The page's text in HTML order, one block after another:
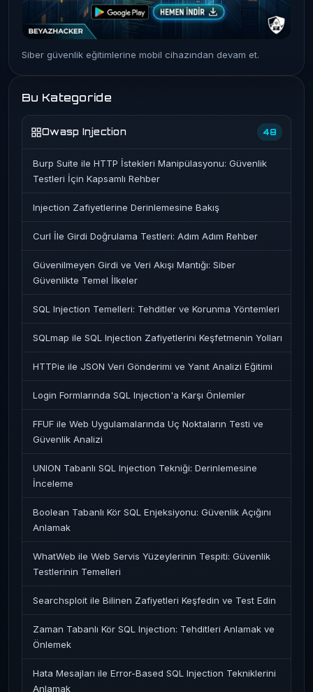
Siber güvenlik eğitimlerine mobil cihazından devam et.
Bu Kategoride
Owasp Injection 48
Burp Suite ile HTTP İstekleri Manipülasyonu: Güvenlik
Testleri İçin Kapsamlı Rehber
Injection Zafiyetlerine Derinlemesine Bakış
Curl İle Girdi Doğrulama Testleri: Adım Adım Rehber
Güvenilmeyen Girdi ve Veri Akışı Mantığı: Siber
Güvenlikte Temel İlkeler
SQL Injection Temelleri: Tehditler ve Korunma Yöntemleri
SQLmap ile SQL Injection Zafiyetlerini Keşfetmenin Yolları
HTTPie ile JSON Veri Gönderimi ve Yanıt Analizi Eğitimi
Login Formlarında SQL Injection'a Karşı Önlemler
FFUF ile Web Uygulamalarında Uç Noktaların Testi ve
Güvenlik Analizi
UNION Tabanlı SQL Injection Tekniği: Derinlemesine
İnceleme
Boolean Tabanlı Kör SQL Enjeksiyonu: Güvenlik Açığını
Anlamak
WhatWeb ile Web Servis Yüzeylerinin Tespiti: Güvenlik
Testlerinin Temelleri
Searchsploit ile Bilinen Zafiyetleri Keşfedin ve Test Edin
Zaman Tabanlı Kör SQL Injection: Tehditleri Anlamak ve
Önlemek
Hata Mesajları ile Error-Based SQL Injection Tekniklerini
Anlamak